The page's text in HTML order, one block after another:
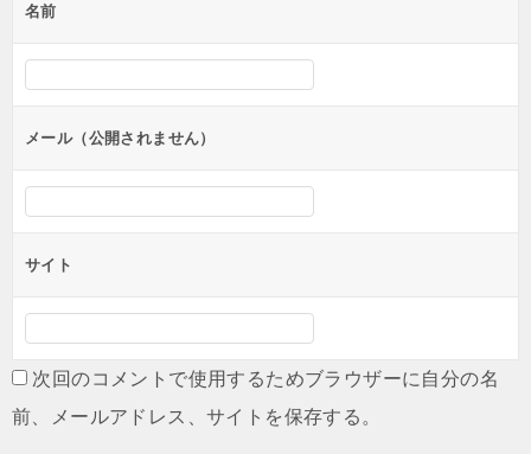
ー
シ
ョ
ン
名前
メール（公開されません）
サイト
次回のコメントで使用するためブラウザーに自分の名
前、メールアドレス、サイトを保存する。